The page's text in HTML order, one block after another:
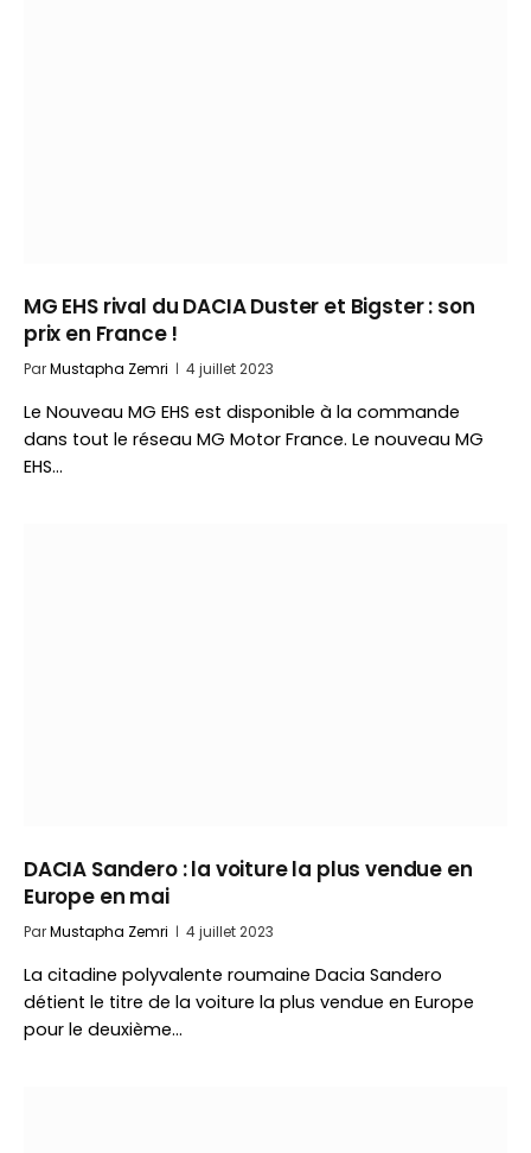
MG EHS rival du DACIA Duster et Bigster : son
prix en France !
ParMustapha Zemri 4 juillet 2023
Le Nouveau MG EHS est disponible à la commande
dans tout le réseau MG Motor France. Le nouveau MG
EHS…
DACIA Sandero : la voiture la plus vendue en
Europe en mai
ParMustapha Zemri 4 juillet 2023
La citadine polyvalente roumaine Dacia Sandero
détient le titre de la voiture la plus vendue en Europe
pour le deuxième…